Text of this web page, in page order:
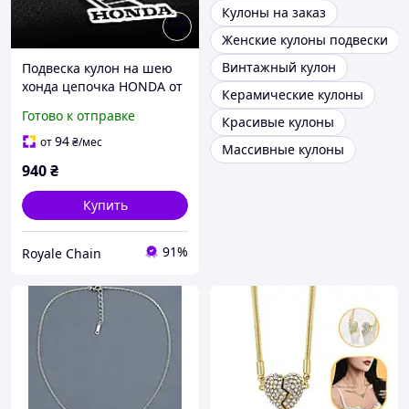
Подвеска кулон на шею
хонда цепочка HONDA от
производителя из
нержавеющей стали на
Готово к отправке
от94₴/мес
940₴
Купить
Royale Chain 91%
Кулоны на заказ
Женские кулоны подвески
Винтажный кулон
Керамические кулоны
Красивые кулоны
Массивные кулоны